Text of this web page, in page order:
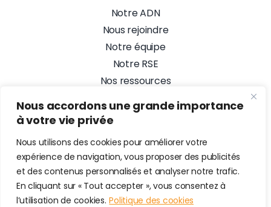
Nous accordons une grande importance
à votre vie privée
Nous utilisons des cookies pour améliorer votre
expérience de navigation, vous proposer des publicités
et des contenus personnalisés et analyser notre trafic.
En cliquant sur « Tout accepter », vous consentez à
l’utilisation de cookies. Politique des cookies
Notre ADN
Nous rejoindre
Notre équipe
Notre RSE
Nos ressources
Alez PC, Agence Web
NOUS SUIVRE
© 2026 • Alez PC Prestataire en maintenance informatique &